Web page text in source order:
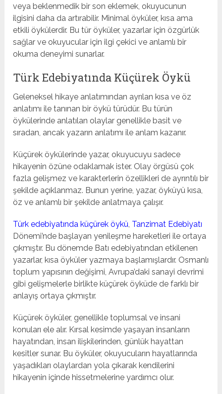
veya beklenmedik bir son eklemek, okuyucunun
ilgisini daha da artırabilir. Minimal öyküler, kısa ama
etkili öykülerdir. Bu tür öyküler, yazarlar için özgürlük
sağlar ve okuyucular için ilgi çekici ve anlamlı bir
okuma deneyimi sunarlar.
Türk Edebiyatında Küçürek Öykü
Geleneksel hikaye anlatımından ayrılan kısa ve öz
anlatımı ile tanınan bir öykü türüdür. Bu türün
öykülerinde anlatılan olaylar genellikle basit ve
sıradan, ancak yazarın anlatımı ile anlam kazanır.
Küçürek öykülerinde yazar, okuyucuyu sadece
hikayenin özüne odaklamak ister. Olay örgüsü çok
fazla gelişmez ve karakterlerin özellikleri de ayrıntılı bir
şekilde açıklanmaz. Bunun yerine, yazar, öyküyü kısa,
öz ve anlamlı bir şekilde anlatmaya çalışır.
Türk edebiyatında küçürek öykü, Tanzimat Edebiyatı
Dönemi’nde başlayan yenileşme hareketleri ile ortaya
çıkmıştır. Bu dönemde Batı edebiyatından etkilenen
yazarlar, kısa öyküler yazmaya başlamışlardır. Osmanlı
toplum yapısının değişimi, Avrupa’daki sanayi devrimi
gibi gelişmelerle birlikte küçürek öyküde de farklı bir
anlayış ortaya çıkmıştır.
Küçürek öyküler, genellikle toplumsal ve insani
konuları ele alır. Kırsal kesimde yaşayan insanların
hayatından, insan ilişkilerinden, günlük hayattan
kesitler sunar. Bu öyküler, okuyucuların hayatlarında
yaşadıkları olaylardan yola çıkarak kendilerini
hikayenin içinde hissetmelerine yardımcı olur.